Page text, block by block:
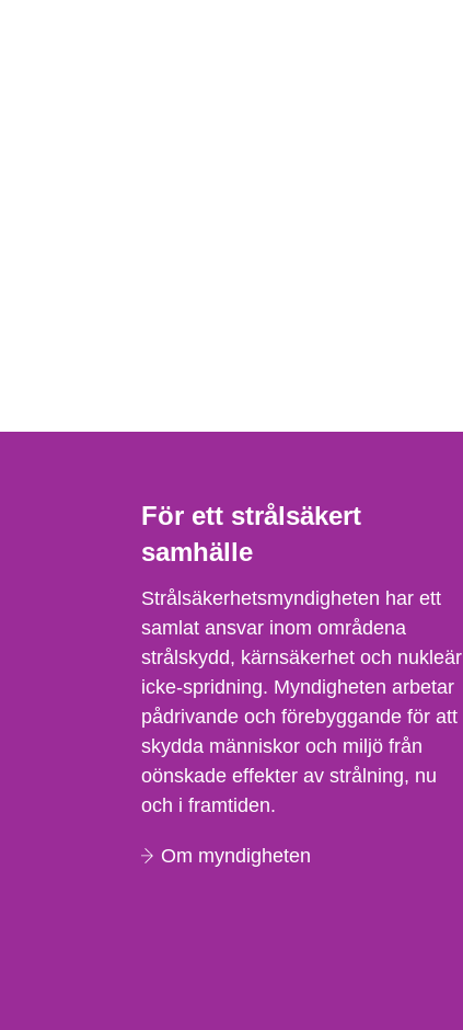
För ett strålsäkert
samhälle
Strålsäkerhetsmyndigheten har ett
samlat ansvar inom områdena
strålskydd, kärnsäkerhet och nukleär
icke-spridning. Myndigheten arbetar
pådrivande och förebyggande för att
skydda människor och miljö från
oönskade effekter av strålning, nu
och i framtiden.
Om myndigheten